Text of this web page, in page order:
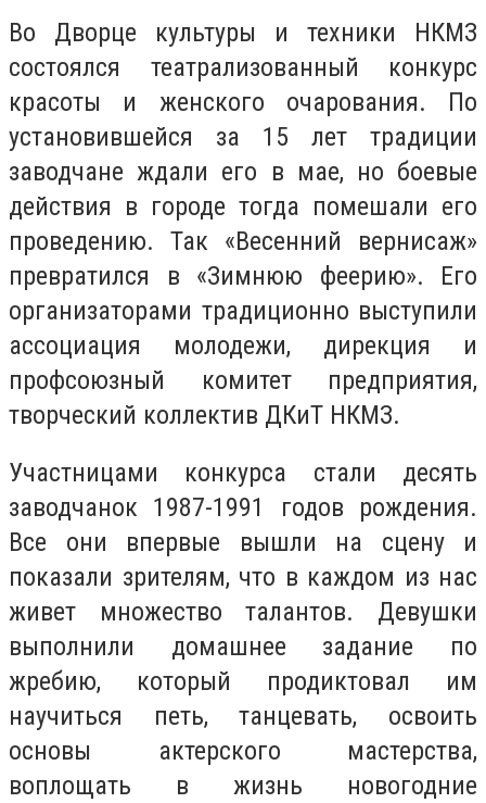
Во Дворце культуры и техники НКМЗ
состоялся театрализованный конкурс
красоты и женского очарования. По
установившейся за 15 лет традиции
заводчане ждали его в мае, но боевые
действия в городе тогда помешали его
проведению. Так «Весенний вернисаж»
превратился в «Зимнюю феерию». Его
организаторами традиционно выступили
ассоциация молодежи, дирекция и
профсоюзный комитет предприятия,
творческий коллектив ДКиТ НКМЗ.
Участницами конкурса стали десять
заводчанок 1987-1991 годов рождения.
Все они впервые вышли на сцену и
показали зрителям, что в каждом из нас
живет множество талантов. Девушки
выполнили домашнее задание по
жребию, который продиктовал им
научиться петь, танцевать, освоить
основы актерского мастерства,
воплощать в жизнь новогодние